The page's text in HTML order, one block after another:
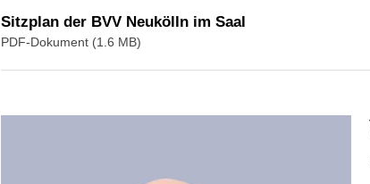
Sitzplan der BVV Neukölln im Saal
PDF-Dokument (1.6 MB)